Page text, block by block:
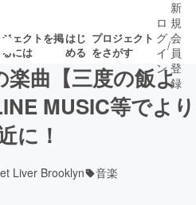
ェクトを掲
には
はじ
める
プロジェクト
をさがす
プロ募集終了が近いプ
ロ
グ
イ
ン
/
新
規
会
員
登
録
曲【三度の飯よ
MUSIC等でより
に！
Liver Brooklyn 音楽